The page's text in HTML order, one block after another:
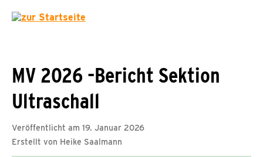
MV 2026 -Bericht Sektion
Ultraschall
Veröffentlicht am 19. Januar 2026
Erstellt von Heike Saalmann